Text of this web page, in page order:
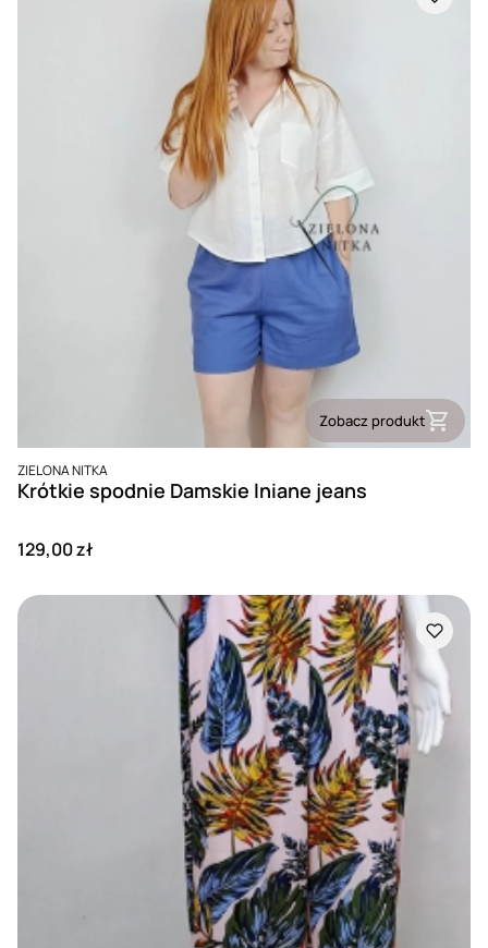
Zobacz produkt
PRODUCENT
ZIELONA NITKA
Krótkie spodnie Damskie lniane jeans
Cena
129,00 zł